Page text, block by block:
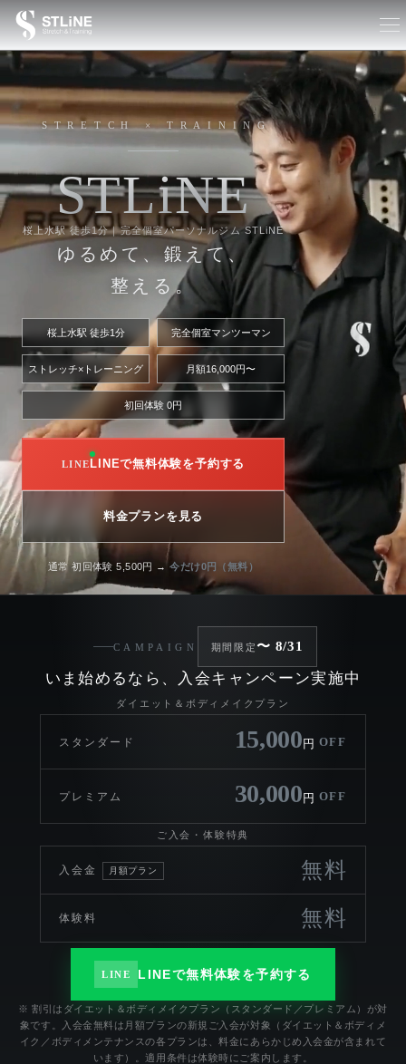
STRETCH × TRAINING
STLiNE
桜上水駅 徒歩1分｜完全個室パーソナルジム STLiNE
ゆるめて、鍛えて、
整える。
桜上水駅 徒歩1分 完全個室マンツーマン
ストレッチ×トレーニング 月額16,000円〜
初回体験 0円
LINEで無料体験を予約する
料金プランを見る
通常 初回体験 5,500円 →今だけ0円（無料）
CAMPAIGN 期間限定〜 8/31
いま始めるなら、入会キャンペーン実施中
ダイエット＆ボディメイクプラン
スタンダード 15,000 円 OFF
プレミアム 30,000 円 OFF
ご入会・体験特典
入会金 月額プラン 無料
体験料 無料
LINE LINEで無料体験を予約する
※ 割引はダイエット＆ボディメイクプラン（スタンダード／プレミアム）が対
象です。入会金無料は月額プランの新規ご入会が対象（ダイエット＆ボディメ
イク／ボディメンテナンスの各プランは、料金にあらかじめ入会金が含まれて
います）。適用条件は体験時にご案内します。